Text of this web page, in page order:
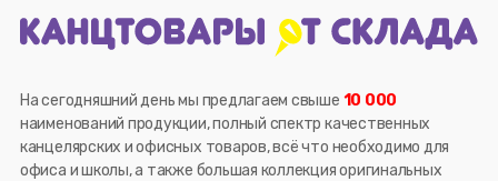
На сегодняшний день мы предлагаем свыше 10 000
наименований продукции, полный спектр качественных
канцелярских и офисных товаров, всё что необходимо для
офиса и школы, а также большая коллекция оригинальных